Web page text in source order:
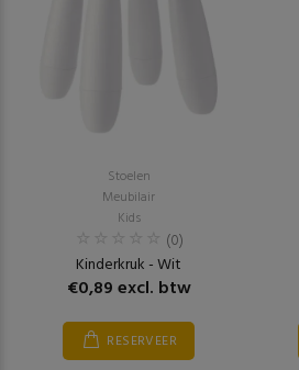
Stoelen
Meubilair
Kids
(0)
Kinderkruk - Wit
€0,89 excl. btw
RESERVEER